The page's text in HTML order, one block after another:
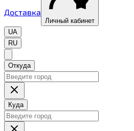
Доставка
Личный кабинет
UA
RU
Откуда
Куда